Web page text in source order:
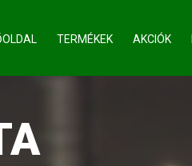
TERMÉKEK AKCIÓK